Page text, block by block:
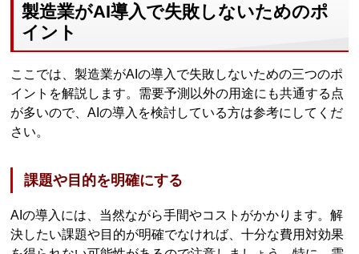
製造業がAI導入で失敗しないためのポ
イント
ここでは、製造業がAIの導入で失敗しないための三つのポ
イントを解説します。需要予測以外の用途にも共通する点
が多いので、AIの導入を検討している方は参考にしてくだ
さい。
課題や目的を明確にする
AIの導入には、当然ながら手間やコストがかかります。解
決したい課題や目的が明確でなければ、十分な費用対効果